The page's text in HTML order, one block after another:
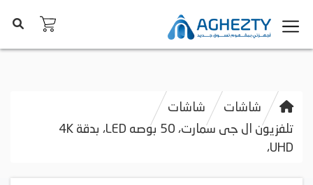
شاشات
شاشات
تلفزيون ال جى سمارت، 50 بوصه LED، بدقة 4K
UHD،